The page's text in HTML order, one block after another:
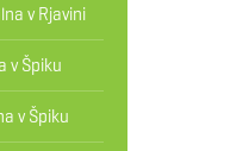
v Rjavini
v Špiku
v Špiku